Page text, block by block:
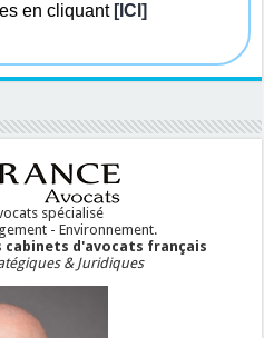
en cliquant [ICI]
spécialisé
- Environnement.
cabinets d'avocats français
& Juridiques